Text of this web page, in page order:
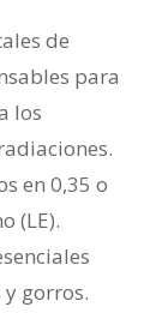
de
para
los
en 0,35 o
(LE).
gorros.